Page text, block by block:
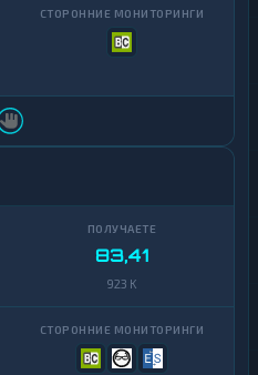
83,41
923 K